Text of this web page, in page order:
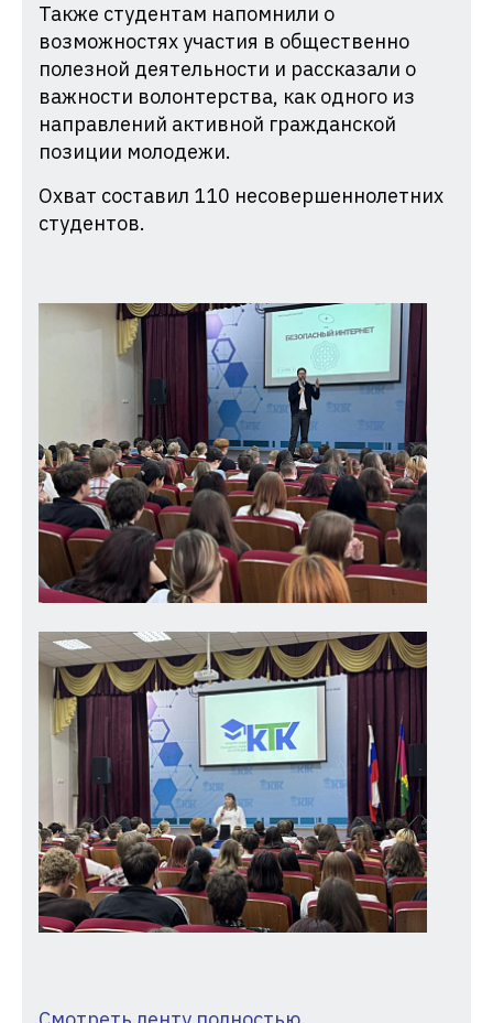
Также студентам напомнили о
возможностях участия в общественно
полезной деятельности и рассказали о
важности волонтерства, как одного из
направлений активной гражданской
позиции молодежи.
Охват составил 110 несовершеннолетних
студентов.